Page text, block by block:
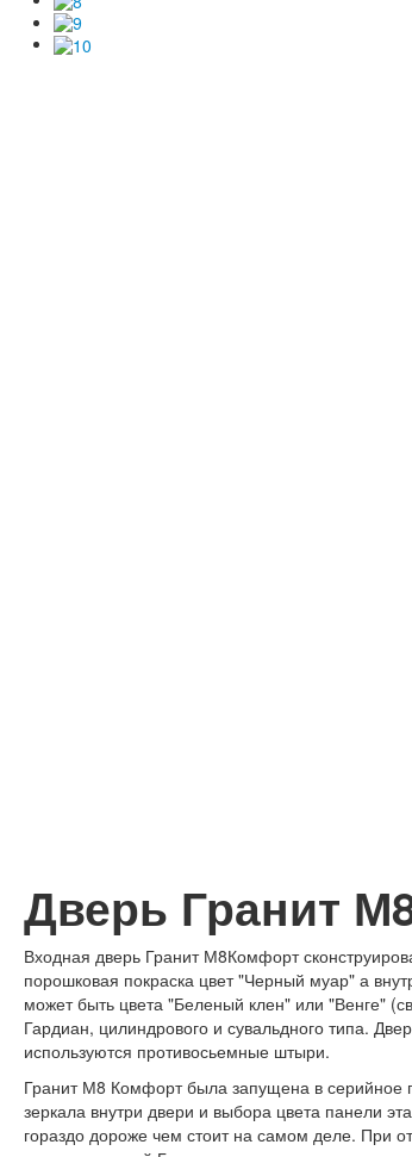
Дверь Гранит
Входная дверь Гранит М8Комфорт
порошковая покраска цвет "Черный муар" а
может быть цвета "Беленый клен" или "Венге"
Гардиан, цилиндрового и сувальдного типа.
используются противосьемные штыри.
Гранит М8 Комфорт была запущена в серийное
зеркала внутри двери и выбора цвета панели
гораздо дороже чем стоит на самом деле. При